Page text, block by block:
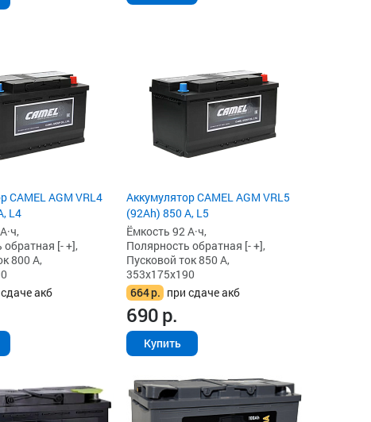
CAMEL AGM VRL4
L4
[- +],
800 А,
акб
Аккумулятор CAMEL AGM VRL5
(92Ah) 850 А, L5
Ёмкость 92 А·ч,
Полярность обратная [- +],
Пусковой ток 850 А,
353x175x190
664р. при сдаче акб
690р.
Купить